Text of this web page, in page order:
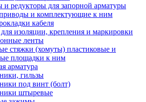
редукторы для запорной арматуры
и комплектующие к ним
кабеля
изоляции, крепления и маркировки
ленты
стяжки (хомуты) пластиковые и
площадки к ним
арматура
гильзы
под винт (болт)
штыревые